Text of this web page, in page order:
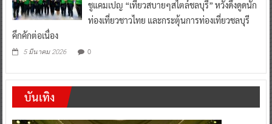
ชูแคมเปญ “เที่ยวสบายๆสไตล์ชลบุรี” หวังดึงดูดนัก
ท่องเที่ยวชาวไทย และกระตุ้นการท่องเที่ยวชลบุรี
คึกคักต่อเนื่อง
5 มีนาคม 2026 0
บันเทิง